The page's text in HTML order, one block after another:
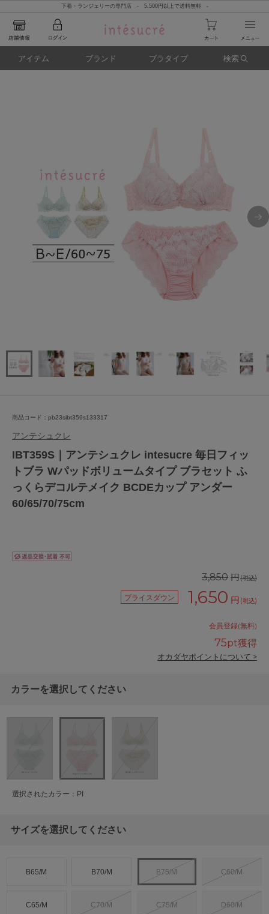
下着・ランジェリーの専門店 - 5,500円以上で送料無料 -
アイテム ブランド ブラタイプ 検索
商品コード：pb23sibt359s133317
アンテシュクレ
IBT359S｜アンテシュクレ intesucre 毎日フィッ
トブラ Wパッドボリュームタイプ ブラセット ふ
っくらデコルテメイク BCDEカップ アンダー
60/65/70/75cm
3,850 円(税込)
プライスダウン 1,650 円 (税込)
会員登録(無料)
75pt獲得
オカダヤポイントについて >
カラーを選択してください
選択されたカラー：PI
サイズを選択してください
B65/M B70/M B75/M C60/M
C65/M C70/M C75/M D60/M